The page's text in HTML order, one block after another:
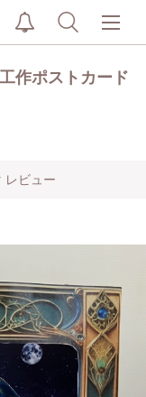
作ポストカード
レビュー